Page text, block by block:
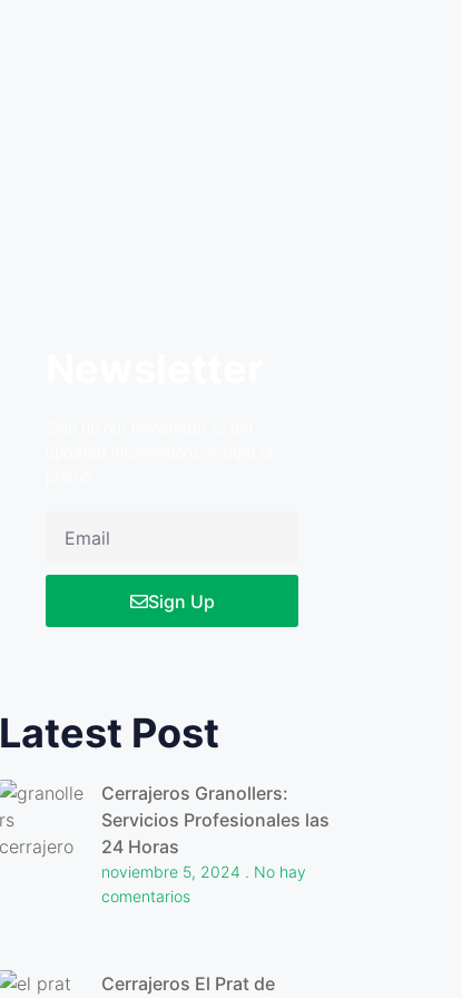
Sign Up
Latest Post
Cerrajeros Granollers:
Servicios Profesionales las
24 Horas
noviembre 5, 2024
No hay
comentarios
Cerrajeros El Prat de